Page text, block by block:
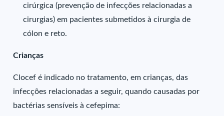
cirúrgica (prevenção de infecções relacionadas a
cirurgias) em pacientes submetidos à cirurgia de
cólon e reto.
Crianças
Clocef é indicado no tratamento, em crianças, das
infecções relacionadas a seguir, quando causadas por
bactérias sensíveis à cefepima: